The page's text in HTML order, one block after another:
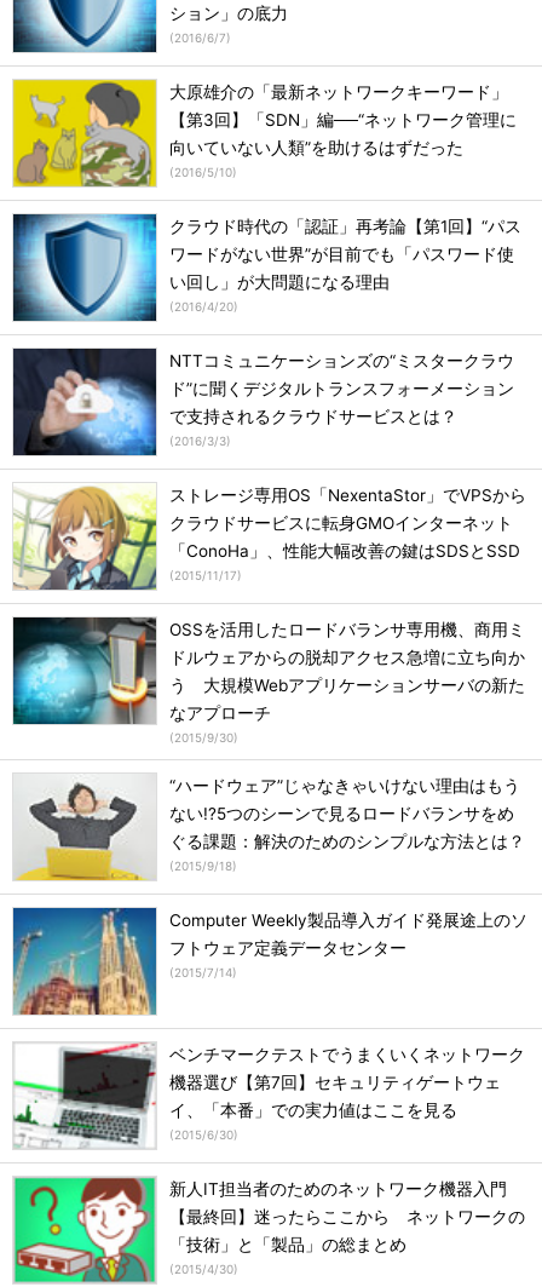
ション」の底力
(2016/6/7)
大原雄介の「最新ネットワークキーワード」
【第3回】「SDN」編──“ネットワーク管理に
向いていない人類”を助けるはずだった
(2016/5/10)
クラウド時代の「認証」再考論【第1回】“パス
ワードがない世界”が目前でも「パスワード使
い回し」が大問題になる理由
(2016/4/20)
NTTコミュニケーションズの“ミスタークラウ
ド”に聞くデジタルトランスフォーメーション
で支持されるクラウドサービスとは？
(2016/3/3)
ストレージ専用OS「NexentaStor」でVPSから
クラウドサービスに転身GMOインターネット
「ConoHa」、性能大幅改善の鍵はSDSとSSD
(2015/11/17)
OSSを活用したロードバランサ専用機、商用ミ
ドルウェアからの脱却アクセス急増に立ち向か
う 大規模Webアプリケーションサーバの新た
なアプローチ
(2015/9/30)
“ハードウェア”じゃなきゃいけない理由はもう
ない!?5つのシーンで見るロードバランサをめ
ぐる課題：解決のためのシンプルな方法とは？
(2015/9/18)
Computer Weekly製品導入ガイド発展途上のソ
フトウェア定義データセンター
(2015/7/14)
ベンチマークテストでうまくいくネットワーク
機器選び【第7回】セキュリティゲートウェ
イ、「本番」での実力値はここを見る
(2015/6/30)
新人IT担当者のためのネットワーク機器入門
【最終回】迷ったらここから ネットワークの
「技術」と「製品」の総まとめ
(2015/4/30)